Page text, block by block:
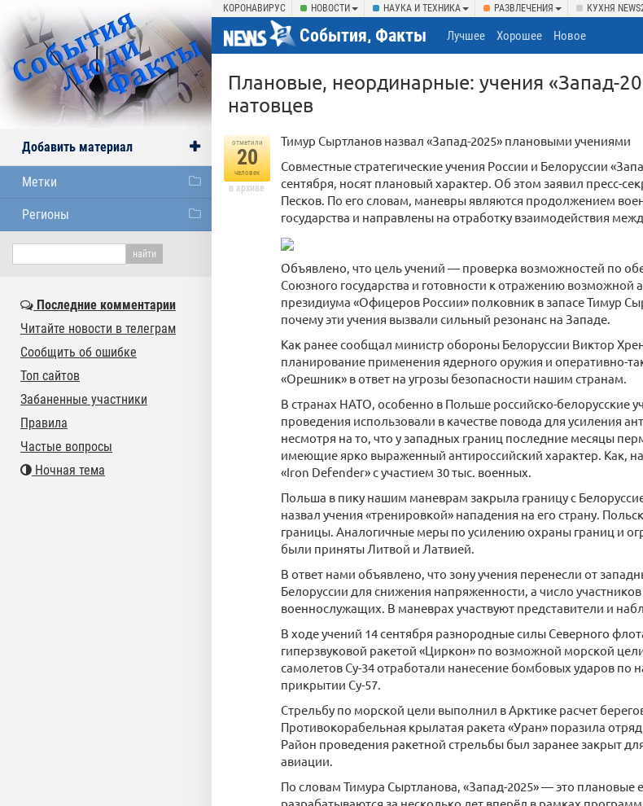
КОРОНАВИРУС НОВОСТИ НАУКА И ТЕХНИКА РАЗВЛЕЧЕНИЯ КУХНЯ
События, Факты Лучшее Хорошее Новое
Плановые, неординарные: учения «Запад-
натовцев
отметили
20
человек
в архиве
Тимур Сыртланов назвал «Запад-2025» плановыми учениями
Совместные стратегические учения России и Белоруссии
сентября, носят плановый характер. Об этом заявил пресс-
Песков. По его словам, маневры являются продолжением
государства и направлены на отработку взаимодействия
Объявлено, что цель учений — проверка возможностей по
Союзного государства и готовности к отражению возможной
президиума «Офицеров России» полковник в запасе Тимур
почему эти учения вызвали сильный резонанс на Западе.
Как ранее сообщал министр обороны Белоруссии Виктор
планирование применения ядерного оружия и оперативно-
«Орешник» в ответ на угрозы безопасности нашим странам.
В странах НАТО, особенно в Польше российско-белорусские
проведения использовали в качестве повода для усиления
несмотря на то, что у западных границ последние месяцы
имеющие ярко выраженный антироссийский характер. Как,
«Iron Defender» с участием 30 тыс. военных.
Польша в пику нашим маневрам закрыла границу с
назвал учения «тренировкой» нападения на его страну.
границы. Аналогичные меры по усилению охраны границ и
были приняты Литвой и Латвией.
В ответ нами объявлено, что зону учения перенесли от
Белоруссии для снижения напряженности, а число
военнослужащих. В маневрах участвуют представители и
В ходе учений 14 сентября разнородные силы Северного
гиперзвуковой ракетой «Циркон» по возможной морской
самолетов Су-34 отработали нанесение бомбовых ударов
прикрытии Су-57.
Стрельбу по морской цели выполнил в Арктике расчет
Противокорабельная крылатая ракета «Уран» поразила
Район проведения ракетной стрельбы был заранее закрыт
авиации.
По словам Тимура Сыртланова, «Запад-2025» — это плановые
Добавить материал
Метки
Регионы
Последние комментарии
Читайте новости в телеграм
Сообщить об ошибке
Топ сайтов
Забаненные участники
Правила
Частые вопросы
Ночная тема